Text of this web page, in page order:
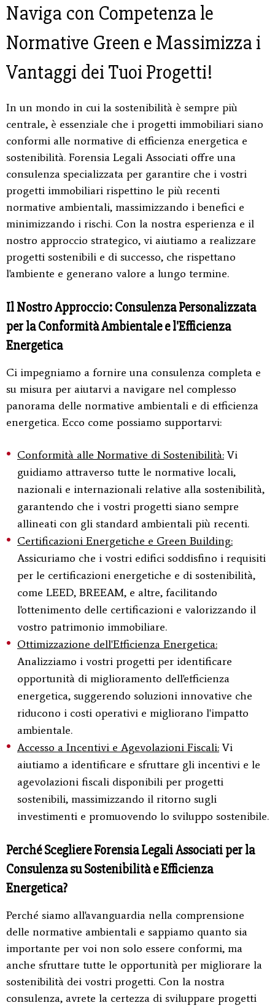
Naviga con Competenza le
Normative Green e Massimizza i
Vantaggi dei Tuoi Progetti!
In un mondo in cui la sostenibilità è sempre più
centrale, è essenziale che i progetti immobiliari siano
conformi alle normative di efficienza energetica e
sostenibilità. Forensia Legali Associati offre una
consulenza specializzata per garantire che i vostri
progetti immobiliari rispettino le più recenti
normative ambientali, massimizzando i benefici e
minimizzando i rischi. Con la nostra esperienza e il
nostro approccio strategico, vi aiutiamo a realizzare
progetti sostenibili e di successo, che rispettano
l'ambiente e generano valore a lungo termine.
Il Nostro Approccio: Consulenza Personalizzata
per la Conformità Ambientale e l'Efficienza
Energetica
Ci impegniamo a fornire una consulenza completa e
su misura per aiutarvi a navigare nel complesso
panorama delle normative ambientali e di efficienza
energetica. Ecco come possiamo supportarvi:
Conformità alle Normative di Sostenibilità:Vi
guidiamo attraverso tutte le normative locali,
nazionali e internazionali relative alla sostenibilità,
garantendo che i vostri progetti siano sempre
allineati con gli standard ambientali più recenti.
Certificazioni Energetiche e Green Building:
Assicuriamo che i vostri edifici soddisfino i requisiti
per le certificazioni energetiche e di sostenibilità,
come LEED, BREEAM, e altre, facilitando
l'ottenimento delle certificazioni e valorizzando il
vostro patrimonio immobiliare.
Ottimizzazione dell'Efficienza Energetica:
Analizziamo i vostri progetti per identificare
opportunità di miglioramento dell'efficienza
energetica, suggerendo soluzioni innovative che
riducono i costi operativi e migliorano l'impatto
ambientale.
Accesso a Incentivi e Agevolazioni Fiscali:Vi
aiutiamo a identificare e sfruttare gli incentivi e le
agevolazioni fiscali disponibili per progetti
sostenibili, massimizzando il ritorno sugli
investimenti e promuovendo lo sviluppo sostenibile.
Perché Scegliere Forensia Legali Associati per la
Consulenza su Sostenibilità e Efficienza
Energetica?
Perché siamo all'avanguardia nella comprensione
delle normative ambientali e sappiamo quanto sia
importante per voi non solo essere conformi, ma
anche sfruttare tutte le opportunità per migliorare la
sostenibilità dei vostri progetti. Con la nostra
consulenza, avrete la certezza di sviluppare progetti